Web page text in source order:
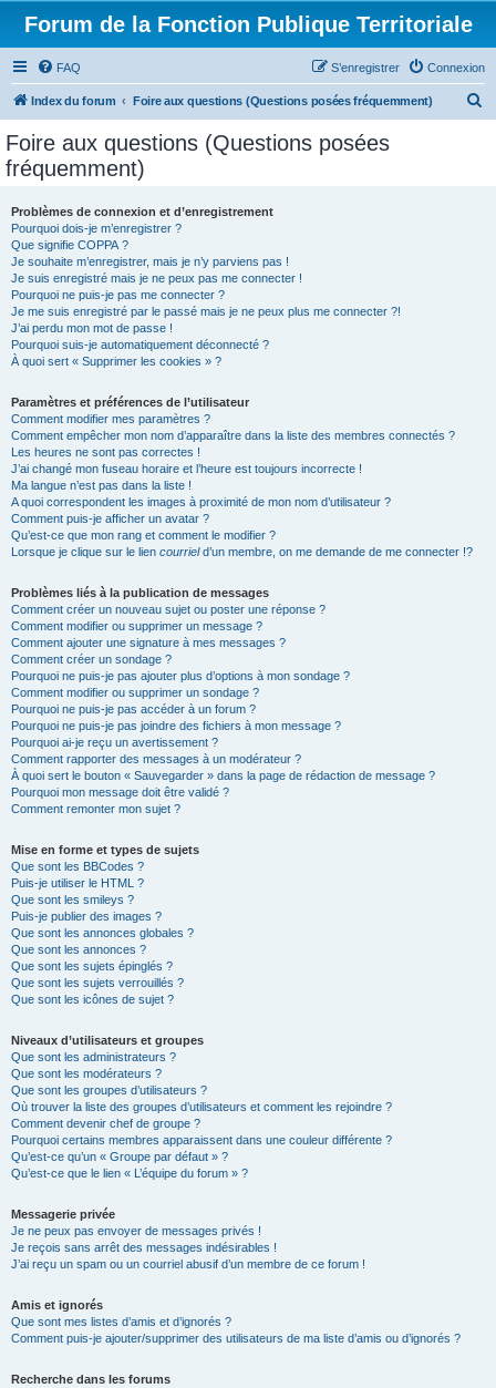
Forum de la Fonction Publique Territoriale
FAQ Connexion
S’enregistrer
Index du forum Foire aux questions (Questions posées fréquemment)
Foire aux questions (Questions posées
fréquemment)
Problèmes de connexion et d’enregistrement
Pourquoi dois-je m’enregistrer ?
Que signifie COPPA ?
Je souhaite m’enregistrer, mais je n’y parviens pas !
Je suis enregistré mais je ne peux pas me connecter !
Pourquoi ne puis-je pas me connecter ?
Je me suis enregistré par le passé mais je ne peux plus me connecter ?!
J’ai perdu mon mot de passe !
Pourquoi suis-je automatiquement déconnecté ?
À quoi sert « Supprimer les cookies » ?
Paramètres et préférences de l’utilisateur
Comment modifier mes paramètres ?
Comment empêcher mon nom d’apparaître dans la liste des membres connectés ?
Les heures ne sont pas correctes !
J’ai changé mon fuseau horaire et l’heure est toujours incorrecte !
Ma langue n’est pas dans la liste !
A quoi correspondent les images à proximité de mon nom d’utilisateur ?
Comment puis-je afficher un avatar ?
Qu’est-ce que mon rang et comment le modifier ?
Lorsque je clique sur le lien courrield’un membre, on me demande de me connecter !?
Problèmes liés à la publication de messages
Comment créer un nouveau sujet ou poster une réponse ?
Comment modifier ou supprimer un message ?
Comment ajouter une signature à mes messages ?
Comment créer un sondage ?
Pourquoi ne puis-je pas ajouter plus d’options à mon sondage ?
Comment modifier ou supprimer un sondage ?
Pourquoi ne puis-je pas accéder à un forum ?
Pourquoi ne puis-je pas joindre des fichiers à mon message ?
Pourquoi ai-je reçu un avertissement ?
Comment rapporter des messages à un modérateur ?
À quoi sert le bouton « Sauvegarder » dans la page de rédaction de message ?
Pourquoi mon message doit être validé ?
Comment remonter mon sujet ?
Mise en forme et types de sujets
Que sont les BBCodes ?
Puis-je utiliser le HTML ?
Que sont les smileys ?
Puis-je publier des images ?
Que sont les annonces globales ?
Que sont les annonces ?
Que sont les sujets épinglés ?
Que sont les sujets verrouillés ?
Que sont les icônes de sujet ?
Niveaux d’utilisateurs et groupes
Que sont les administrateurs ?
Que sont les modérateurs ?
Que sont les groupes d’utilisateurs ?
Où trouver la liste des groupes d’utilisateurs et comment les rejoindre ?
Comment devenir chef de groupe ?
Pourquoi certains membres apparaissent dans une couleur différente ?
Qu’est-ce qu’un « Groupe par défaut » ?
Qu’est-ce que le lien « L’équipe du forum » ?
Messagerie privée
Je ne peux pas envoyer de messages privés !
Je reçois sans arrêt des messages indésirables !
J’ai reçu un spam ou un courriel abusif d’un membre de ce forum !
Amis et ignorés
Que sont mes listes d’amis et d’ignorés ?
Comment puis-je ajouter/supprimer des utilisateurs de ma liste d’amis ou d’ignorés ?
Recherche dans les forums